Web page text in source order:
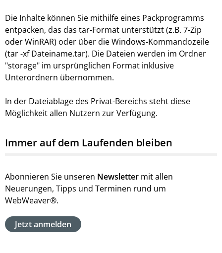
Die Inhalte können Sie mithilfe eines Packprogramms
entpacken, das das tar-Format unterstützt (z.B. 7-Zip
oder WinRAR) oder über die Windows-Kommandozeile
(tar -xf Dateiname.tar). Die Dateien werden im Ordner
"storage" im ursprünglichen Format inklusive
Unterordnern übernommen.
In der Dateiablage des Privat-Bereichs steht diese
Möglichkeit allen Nutzern zur Verfügung.
Immer auf dem Laufenden bleiben
Abonnieren Sie unseren Newsletter mit allen
Neuerungen, Tipps und Terminen rund um
WebWeaver®.
Jetzt anmelden